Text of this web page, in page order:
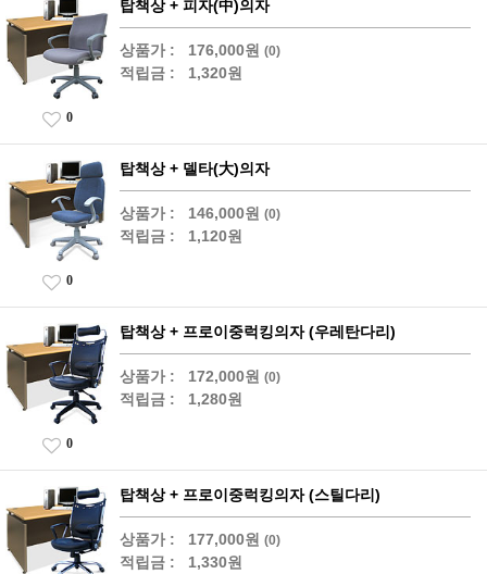
탑책상 + 피자(中)의자
상품가 : 176,000원 (0)
적립금 : 1,320원
0
탑책상 + 델타(大)의자
상품가 : 146,000원 (0)
적립금 : 1,120원
0
탑책상 + 프로이중럭킹의자 (우레탄다리)
상품가 : 172,000원 (0)
적립금 : 1,280원
0
탑책상 + 프로이중럭킹의자 (스틸다리)
상품가 : 177,000원 (0)
적립금 : 1,330원